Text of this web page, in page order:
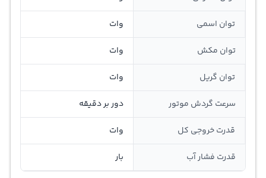
توان اسمی وات
توان مکش وات
توان گريل وات
سرعت گردش موتور دور بر دقیقه
قدرت خروجی کل وات
قدرت فشار آب بار